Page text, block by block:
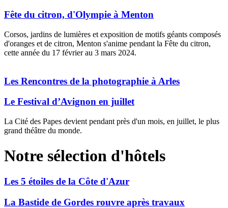
Fête du citron, d'Olympie à Menton
Corsos, jardins de lumières et exposition de motifs géants composés
d'oranges et de citron, Menton s'anime pendant la Fête du citron,
cette année du 17 février au 3 mars 2024.
necessario preparare una sorpresa perrepliche rolexil proprio
partner.
Les Rencontres de la photographie à Arles
Le Festival d’Avignon en juillet
La Cité des Papes devient pendant près d'un mois, en juillet, le plus
grand théâtre du monde.
Notre sélection d'hôtels
Les 5 étoiles de la Côte d'Azur
La Bastide de Gordes rouvre après travaux